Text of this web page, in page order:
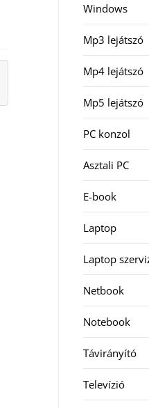
Windows
Mp3 lejátszó
Mp4 lejátszó
Mp5 lejátszó
PC konzol
Asztali PC
E-book
Laptop
Laptop
Netbook
Notebook
Távirányító
Televízió